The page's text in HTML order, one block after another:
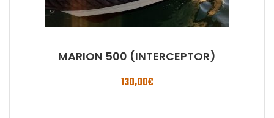
MARION 500 (INTERCEPTOR)
130,00€